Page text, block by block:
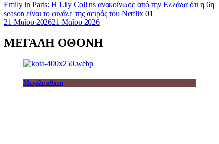
Emily in Paris: Η Lily Collins ανακοίνωσε από την Ελλάδα ότι η 6η
season είναι το φινάλε της σειράς του Netflix 01
21 Μαΐου 202621 Μαΐου 2026
ΜΕΓΑΛΗ ΟΘΟΝΗ
Μεγάλη οθόνη